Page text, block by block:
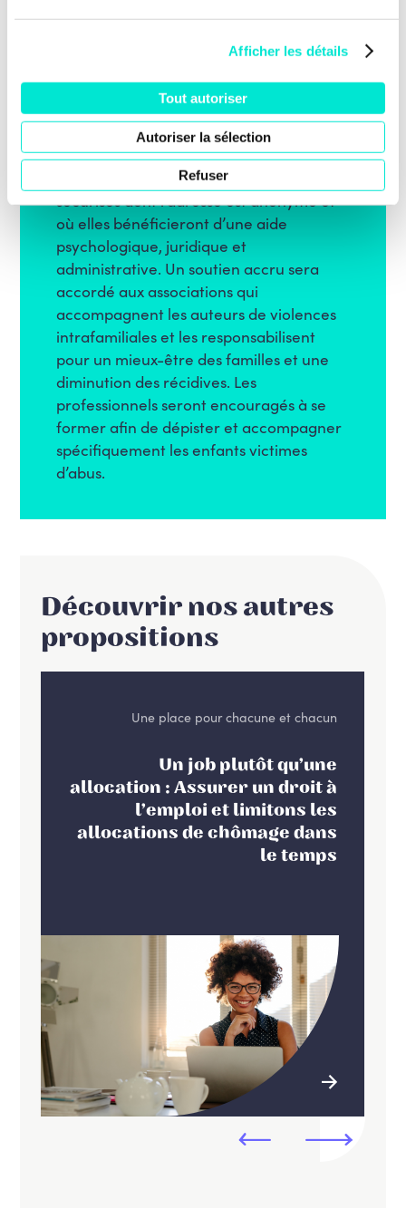
Afficher les détails
Tout autoriser
Autoriser la sélection
Refuser
accueillir les auteurs de violence afin de
les accompagner et de les éloigner des
victimes sans contraindre celles-ci à
quitter leur domicile. Inversement, les
femmes qui préfèrent quitter leur
domicile pour leur sécurité et celle de
leurs
enfants, auront accès à des logements
sécurisés dont l’adresse est anonyme et
où elles bénéficieront d’une aide
psychologique, juridique et
administrative. Un soutien accru sera
accordé aux associations qui
accompagnent les auteurs de violences
intrafamiliales et les responsabilisent
pour un mieux-être des familles et une
diminution des récidives. Les
professionnels seront encouragés à se
former afin de dépister et accompagner
spécifiquement les enfants victimes
d’abus.
Découvrir nos autres
propositions
Une place pour chacune et chacun
Un job plutôt qu’une
allocation : Assurer un droit à
l’emploi et limitons les
allocations de chômage dans
le temps